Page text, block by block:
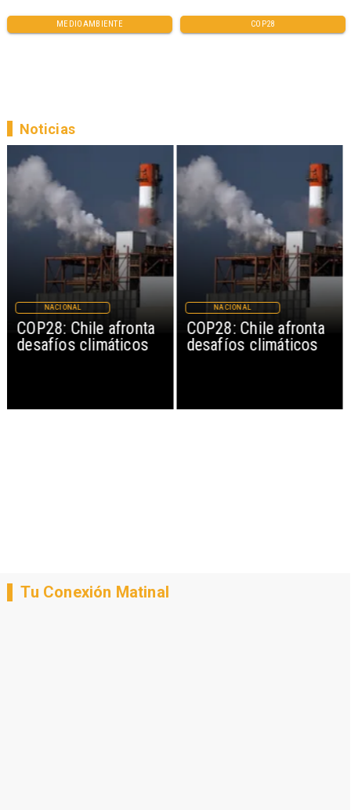
MEDIOAMBIENTE COP28
COP28: Chile afronta
desafíos climáticos
NACIONAL
COP28: Chile afronta
desafíos climáticos
NACIONAL
Noticias
Tu Conexión Matinal